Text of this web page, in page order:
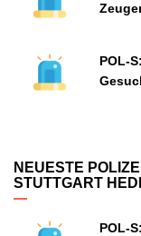
POL-
NEUESTE
STUTTGART
POL-